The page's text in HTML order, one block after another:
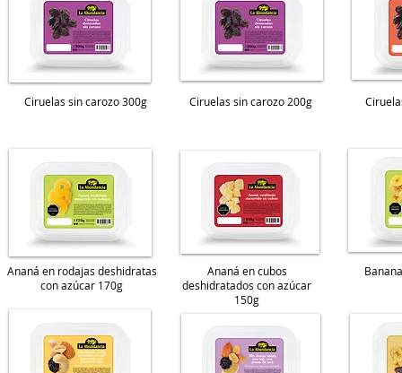
Ciruelas sin carozo 300g Ciruelas sin carozo 200g
Ananá en rodajas deshidratas
con azúcar 170g
Ananá en cubos
deshidratados con azúcar
150g